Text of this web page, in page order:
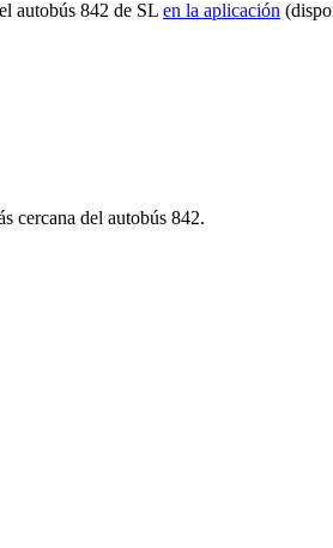
autobús 842 de SL en la aplicación
cercana del autobús 842.